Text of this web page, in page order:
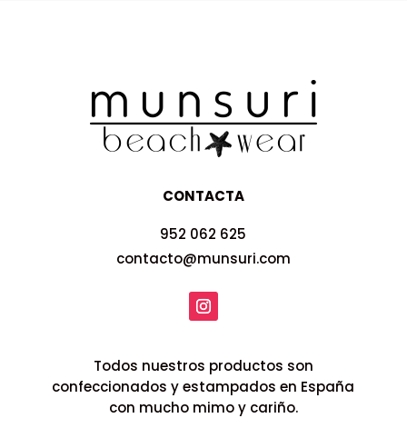
CONTACTA
952 062 625
contacto@munsuri.com
Todos nuestros productos son
confeccionados y estampados en España
con mucho mimo y cariño.